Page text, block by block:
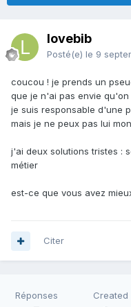
lovebib
Posté(e) le 9
coucou ! je prends un
que je n'ai pas envie
je suis responsable d'une
mais je ne peux pas lui
j'ai deux solutions tristes :
métier
est-ce que vous avez
Citer
Réponses Created